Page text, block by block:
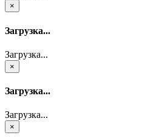
×
Загрузка...
Загрузка...
×
Загрузка...
Загрузка...
×